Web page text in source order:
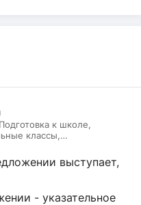
к школе,
классы,
выступает,
- указательное